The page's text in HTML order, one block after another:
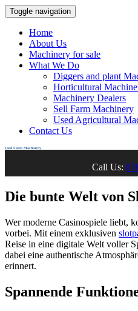
Toggle navigation
Home
About Us
Machinery for sale
What We Do
Diggers and plant
Horticultural
Machinery Dealers
Sell Farm Machinery
Used Agricultural
Contact Us
Used Farm Machinery
Call Us:
Die bunte Welt von
Wer moderne Casinospiele liebt,
vorbei. Mit einem exklusiven
Reise in eine digitale Welt voller
dabei eine authentische
erinnert.
Spannende